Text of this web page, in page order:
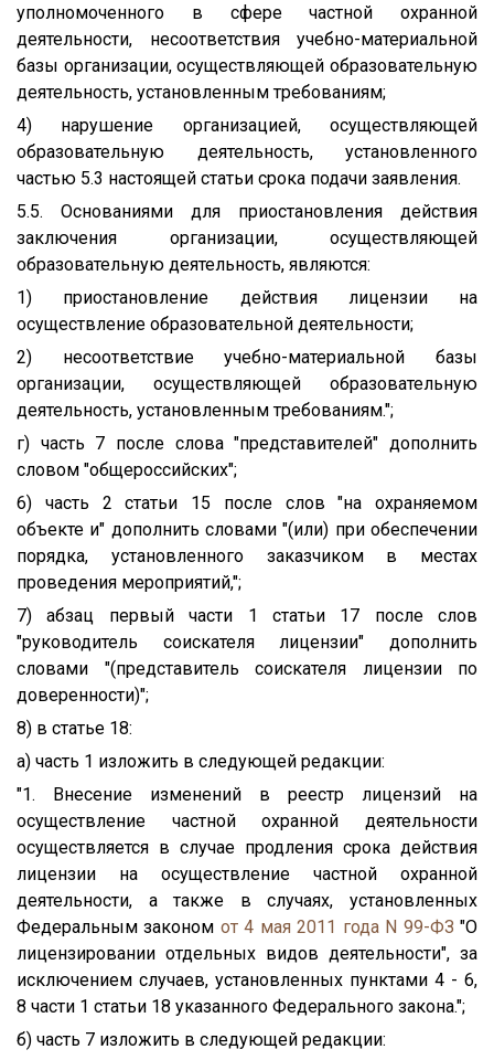
уполномоченного в сфере частной охранной
деятельности, несоответствия учебно-материальной
базы организации, осуществляющей образовательную
деятельность, установленным требованиям;
4) нарушение организацией, осуществляющей
образовательную деятельность, установленного
частью 5.3 настоящей статьи срока подачи заявления.
5.5. Основаниями для приостановления действия
заключения организации, осуществляющей
образовательную деятельность, являются:
1) приостановление действия лицензии на
осуществление образовательной деятельности;
2) несоответствие учебно-материальной базы
организации, осуществляющей образовательную
деятельность, установленным требованиям.";
г) часть 7 после слова "представителей" дополнить
словом "общероссийских";
6) часть 2 статьи 15 после слов "на охраняемом
объекте и" дополнить словами "(или) при обеспечении
порядка, установленного заказчиком в местах
проведения мероприятий,";
7) абзац первый части 1 статьи 17 после слов
"руководитель соискателя лицензии" дополнить
словами "(представитель соискателя лицензии по
доверенности)";
8) в статье 18:
а) часть 1 изложить в следующей редакции:
"1. Внесение изменений в реестр лицензий на
осуществление частной охранной деятельности
осуществляется в случае продления срока действия
лицензии на осуществление частной охранной
деятельности, а также в случаях, установленных
Федеральным законом от 4 мая 2011 года N 99-ФЗ "О
лицензировании отдельных видов деятельности", за
исключением случаев, установленных пунктами 4 - 6,
8 части 1 статьи 18 указанного Федерального закона.";
б) часть 7 изложить в следующей редакции: